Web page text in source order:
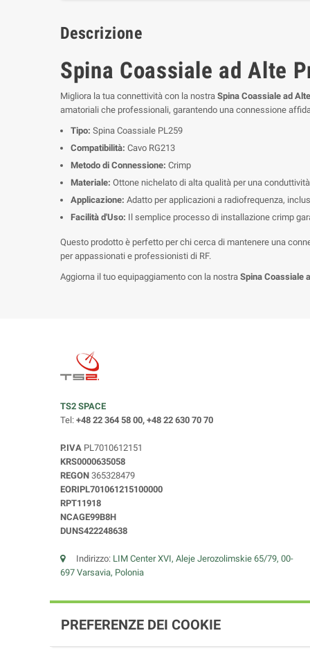
Descrizione
Spina Coassiale ad Alte
Migliora la tua connettività con la nostra Spina Coassiale ad
amatoriali che professionali, garantendo una connessione
Tipo: Spina Coassiale PL259
Compatibilità: Cavo RG213
Metodo di Connessione: Crimp
Materiale: Ottone nichelato di alta qualità per una
Applicazione: Adatto per applicazioni a radiofrequenza,
Facilità d'Uso: Il semplice processo di installazione crimp
Questo prodotto è perfetto per chi cerca di mantenere una
per appassionati e professionisti di RF.
Aggiorna il tuo equipaggiamento con la nostra Spina Coassiale
TS2 SPACE
Tel: +48 22 364 58 00, +48 22 630 70 70
P.IVA PL7010612151
KRS0000635058
REGON 365328479
EORIPL701061215100000
RPT11918
NCAGE99B8H
DUNS422248638
Indirizzo: LIM Center XVI, Aleje Jerozolimskie 65/79, 00-
697 Varsavia, Polonia
PREFERENZE DEI COOKIE